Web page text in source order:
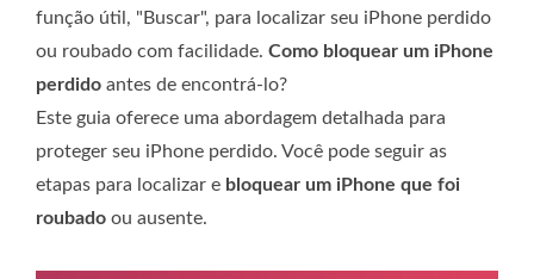
função útil, "Buscar", para localizar seu iPhone perdido
ou roubado com facilidade. Como bloquear um iPhone
perdido antes de encontrá-lo?
Este guia oferece uma abordagem detalhada para
proteger seu iPhone perdido. Você pode seguir as
etapas para localizar e bloquear um iPhone que foi
roubado ou ausente.